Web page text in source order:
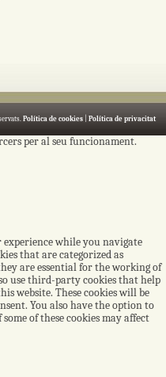
Política de cookies| Política de privacitat
per al seu funcionament.
experience while you navigate
that are categorized as
are essential for the working of
use third-party cookies that help
website. These cookies will be
You also have the option to
of these cookies may affect